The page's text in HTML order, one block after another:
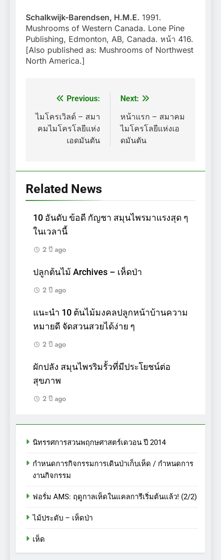
Schalkwijk-Barendsen, H.M.E. 1991.
Mushrooms of Western Canada. Lone Pine
Publishing, Edmonton, AB, Canada. หน้า 416.
[Also published as: Mushrooms of Northwest
North America.]
แนะแนว
เรื่อง
Previous:
ไมโครเวิลด์ – สมา
คมไมโครโลยีแห่ง
เอดมันตัน
Next:
หน้าแรก – สมาคม
ไมโครโลยีแห่งเอ
ดมันตัน
Related News
10 อันดับ ข้อดี กัญชา สมุนไพรมาแรงสุด ๆ
ในเวลานี้
2 ปี ago
ปลูกต้นไม้ Archives – เห็ดป่า
2 ปี ago
แนะนำ 10 ต้นไม้มงคลปลูกหน้าบ้านความ
หมายดี จัดสวนสวยได้ง่าย ๆ
2 ปี ago
ผักปลัง สมุนไพรริมรั้วที่มีประโยชน์ต่อ
สุขภาพ
2 ปี ago
นิทรรศการสวนพฤกษศาสตร์เดวอน ปี 2014
กำหนดการกิจกรรมการเดินป่าเก็บเห็ด / กำหนดการ
งานกิจกรรม
ฟอรั่ม AMS: ฤดูกาลเห็ดในแคลการีเริ่มต้นแล้ว! (2/2)
ไม้ประดับ – เห็ดป่า
เห็ด